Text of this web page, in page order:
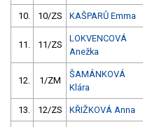
10. 10/ZS KAŠPARŮ Emma
11. 11/ZS
LOKVENCOVÁ
Anežka
12. 1/ZM
ŠAMÁNKOVÁ
Klára
13. 12/ZS KŘIŽKOVÁ Anna